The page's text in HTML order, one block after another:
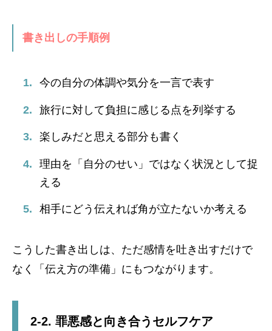
書き出しの手順例
今の自分の体調や気分を一言で表す
旅行に対して負担に感じる点を列挙する
楽しみだと思える部分も書く
理由を「自分のせい」ではなく状況として捉
える
相手にどう伝えれば角が立たないか考える
こうした書き出しは、ただ感情を吐き出すだけで
なく「伝え方の準備」にもつながります。
2-2. 罪悪感と向き合うセルフケア